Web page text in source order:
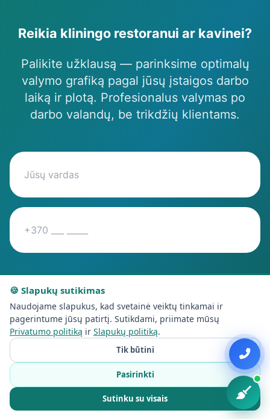
Reikia kliningo restoranui ar kavinei?
Palikite užklausą — parinksime optimalų
valymo grafiką pagal jūsų įstaigos darbo
laiką ir plotą. Profesionalus valymas po
darbo valandų, be trikdžių klientams.
Gauti kainos pasiūlymą
🍪 Slapukų sutikimas
Naudojame slapukus, kad svetainė veiktų tinkamai ir
pagerintume jūsų patirtį. Sutikdami, priimate mūsų
Privatumo politiką ir Slapukų politiką.
Tik būtini
Pasirinkti
Sutinku su visais